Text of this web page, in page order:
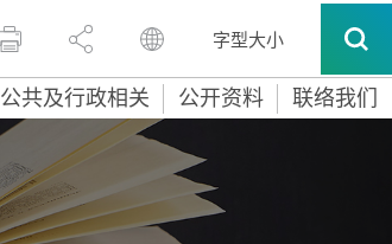
字型大小
公共及行政相关 公开资料 联络我们